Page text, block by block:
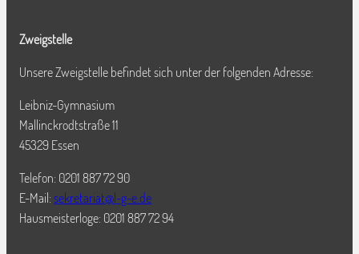
Zweigstelle
Unsere Zweigstelle befindet sich unter der folgenden Adresse:
Leibniz-Gymnasium
Mallinckrodtstraße 11
45329 Essen
Telefon: 0201 887 72 90
E-Mail: sekretariat@l-g-e.de
Hausmeisterloge: 0201 887 72 94